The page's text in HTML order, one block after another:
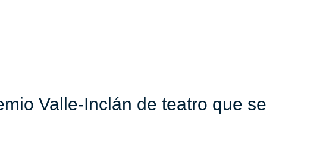
Valle-Inclán de teatro que se